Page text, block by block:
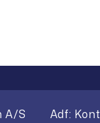
A/S Adf: